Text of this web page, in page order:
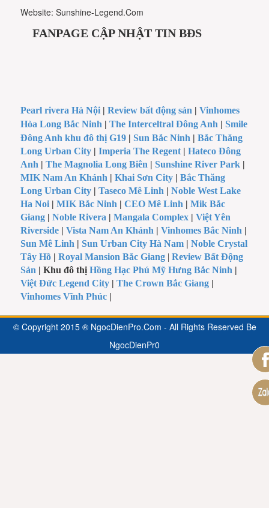
Website: Sunshine-Legend.Com
FANPAGE CẬP NHẬT TIN BĐS
Pearl rivera Hà Nội |Review bất động sản |Vinhomes
Hòa Long Bắc Ninh |The Interceltral Đông Anh |Smile
Đông Anh khu đô thị G19 |Sun Bắc Ninh |Bắc Thăng
Long Urban City |Imperia The Regent |Hateco Đông
Anh |The Magnolia Long Biên |Sunshine River Park |
MIK Nam An Khánh |Khai Sơn City |Bắc Thăng
Long Urban City |Taseco Mê Linh |Noble West Lake
Ha Noi | MIK Bắc Ninh |CEO Mê Linh |Mik Bắc
Giang |Noble Rivera |Mangala Complex |Việt Yên
Riverside |Vista Nam An Khánh |Vinhomes Bắc Ninh |
Sun Mê Linh |Sun Urban City Hà Nam | Noble Crystal
Tây Hồ |Royal Mansion Bắc Giang |Review Bất Động
Sản | Khu đô thịHồng Hạc Phú Mỹ Hưng Bắc Ninh |
Việt Đức Legend City |The Crown Bắc Giang |
Vinhomes Vĩnh Phúc |
© Copyright 2015 ® NgocDienPro.Com - All Rights Reserved Be
NgocDienPr0